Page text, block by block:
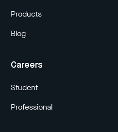
Products
Blog
Careers
Student
Professional